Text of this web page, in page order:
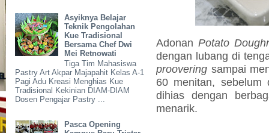
Asyiknya Belajar
Teknik Pengolahan
Kue Tradisional
Bersama Chef Dwi
Mei Retnowati
Tiga Tim Mahasiswa
Pastry Art Akpar Majapahit Kelas A-1
Pagi Adu Kreasi Menghias Kue
Tradisional Kekinian DIAM-DIAM
Dosen Pengajar Pastry ...
Pasca Opening
AdonanPotato
dengan lubang di
proovering sampai
60 menitan, sebelum
dihias dengan
menarik.